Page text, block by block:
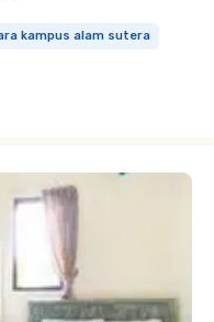
kampus alam sutera